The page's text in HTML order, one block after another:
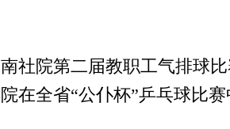
社院第二届教职工气排球
在全省“公仆杯”乒乓球比